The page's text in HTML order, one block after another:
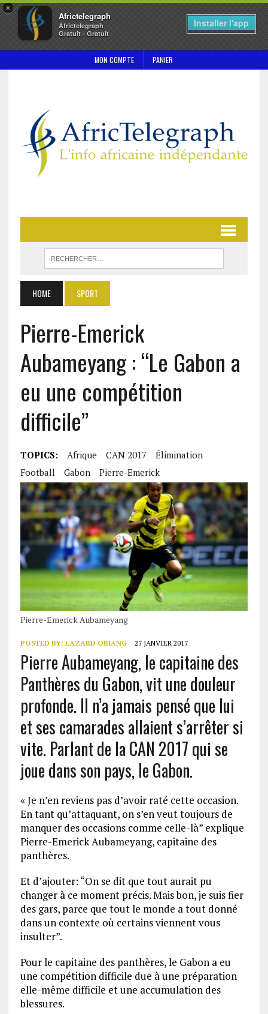
×
Africtelegraph
Africtelegraph
Gratuit - Gratuit
Installer l'app
MON COMPTE PANIER
HOME SPORT
Pierre-Emerick
Aubameyang : “Le Gabon a
eu une compétition
difficile”
TOPICS: Afrique CAN 2017
Élimination
Football
Gabon Pierre-Emerick
Pierre-Emerick Aubameyang
POSTED BY: LAZARD OBIANG 27 JANVIER 2017
Pierre Aubameyang, le capitaine des
Panthères du Gabon, vit une douleur
profonde. Il n’a jamais pensé que lui
et ses camarades allaient s’arrêter si
vite. Parlant de la CAN 2017 qui se
joue dans son pays, le Gabon.
« Je n’en reviens pas d’avoir raté cette occasion.
En tant qu’attaquant, on s’en veut toujours de
manquer des occasions comme celle-là” explique
Pierre-Emerick Aubameyang, capitaine des
panthères.
Et d’ajouter: “On se dit que tout aurait pu
changer à ce moment précis. Mais bon, je suis fier
des gars, parce que tout le monde a tout donné
dans un contexte où certains viennent vous
insulter”.
Pour le capitaine des panthères, le Gabon a eu
une compétition difficile due à une préparation
elle-même difficile et une accumulation des
blessures.